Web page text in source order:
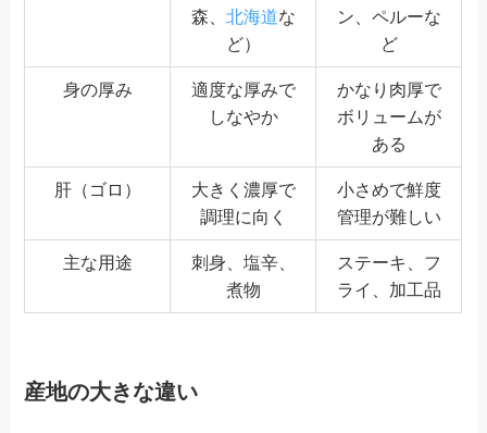
森、 北海道な
ど）
ン、ペルーな
ど
身の厚み
適度な厚みで
しなやか
かなり肉厚で
ボリュームが
ある
肝（ゴロ）
大きく濃厚で
調理に向く
小さめで鮮度
管理が難しい
主な用途
刺身、塩辛、
煮物
ステーキ、フ
ライ、加工品
産地の大きな違い